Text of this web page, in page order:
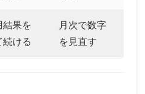
結果を
続ける
月次で数字
を見直す